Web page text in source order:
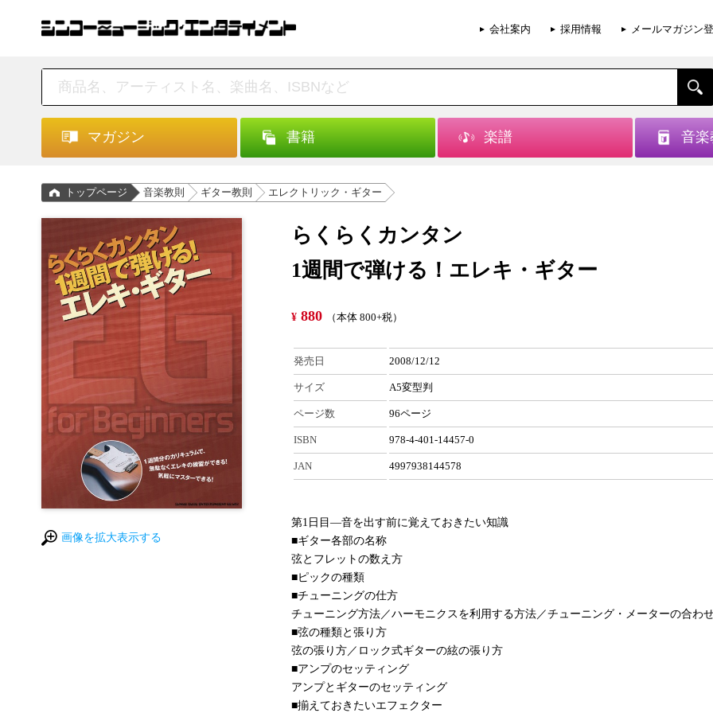
会社案内 採用情報 メールマガジン
マガジン 書籍 楽譜 音楽
トップページ 音楽教則 ギター教則 エレクトリック・ギター
画像を拡大表示する
らくらくカンタン
1週間で弾ける！エレキ・ギター
¥ 880 （本体 800+税）
発売日 2008/12/12
サイズ A5変型判
ページ数 96ページ
ISBN 978-4-401-14457-0
JAN 4997938144578
第1日目―音を出す前に覚えておきたい知識
■ギター各部の名称
弦とフレットの数え方
■ピックの種類
■チューニングの仕方
チューニング方法／ハーモニクスを利用する方法／チューニング・メーターの合わ
■弦の種類と張り方
弦の張り方／ロック式ギターの絃の張り方
■アンプのセッティング
アンプとギターのセッティング
■揃えておきたいエフェクター